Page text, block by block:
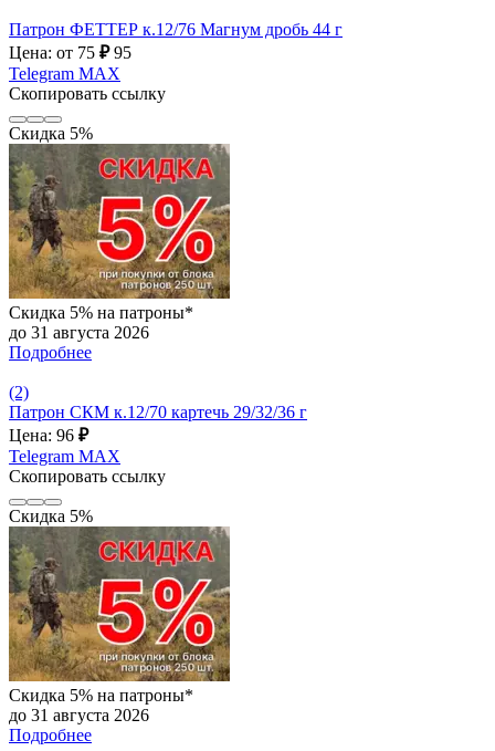
Патрон ФЕТТЕР к.12/76 Магнум дробь 44 г
Цена: от 75 ₽ 95
Telegram MAX
Скопировать ссылку
Скидка 5%
Скидка 5% на патроны*
до 31 августа 2026
Подробнее
(2)
Патрон СКМ к.12/70 картечь 29/32/36 г
Цена: 96 ₽
Telegram MAX
Скопировать ссылку
Скидка 5%
Скидка 5% на патроны*
до 31 августа 2026
Подробнее